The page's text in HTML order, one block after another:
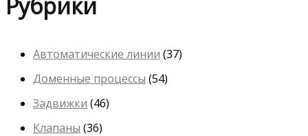
Автоматические линии (37)
Доменные процессы (54)
Задвижки (46)
Клапаны (36)